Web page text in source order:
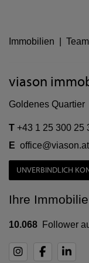
Immobilien Team
viason
Goldenes
T +43 1 25 300 25
E office@viason.at
UNVERBINDLICH
Ihre
10.068 Follower